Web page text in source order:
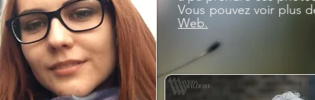
Vous pouvez voir plus
Web.